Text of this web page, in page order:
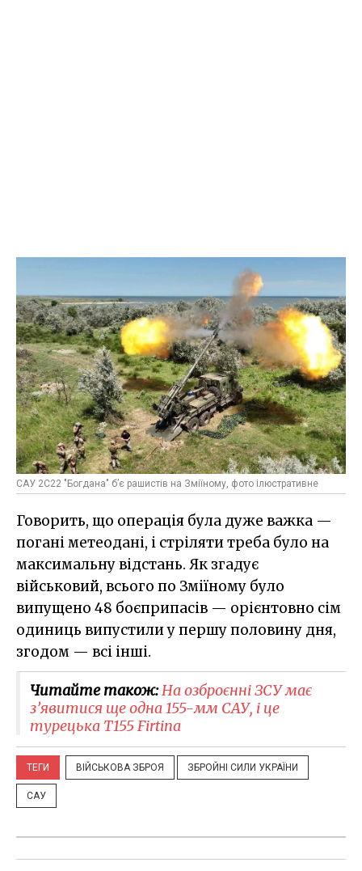
САУ 2С22 "Богдана" б’є рашистів на Зміїному, фото ілюстративне
Говорить, що операція була дуже важка —
погані метеодані, і стріляти треба було на
максимальну відстань. Як згадує
військовий, всього по Зміїному було
випущено 48 боєприпасів — орієнтовно сім
одиниць випустили у першу половину дня,
згодом — всі інші.
Читайте також:На озброєнні ЗСУ має
з’явитися ще одна 155-мм САУ, і це
турецька T155 Firtina
ТЕГИ ВІЙСЬКОВА ЗБРОЯ ЗБРОЙНІ СИЛИ УКРАЇНИ
САУ